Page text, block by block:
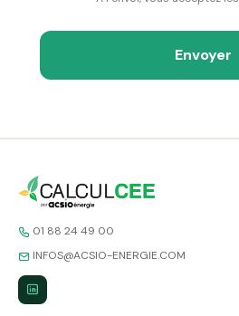
Envoyer
01 88 24 49 00
INFOS@ACSIO-ENERGIE.COM